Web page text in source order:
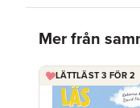
Mer från
LÄTTLÄST 3 FÖR 2